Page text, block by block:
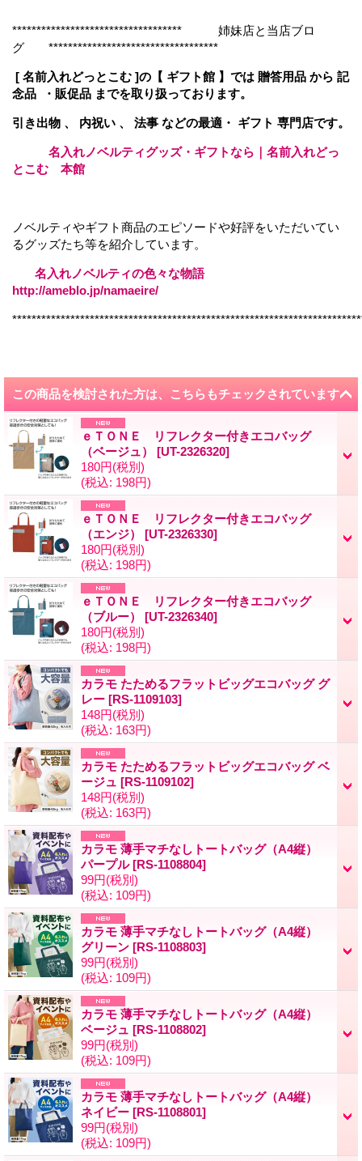
*********************************** 姉妹店と当店ブロ
グ ***********************************
[ 名前入れどっとこむ ]の【 ギフト館 】では 贈答用品 から 記
念品 ・販促品 までを取り扱っております。
引き出物 、 内祝い 、 法事 などの最適・ ギフト 専門店です。
名入れノベルティグッズ・ギフトなら｜名前入れどっ
とこむ 本館
ノベルティやギフト商品のエピソードや好評をいただいてい
るグッズたち等を紹介しています。
名入れノベルティの色々な物語
http://ameblo.jp/namaeire/
この商品を検討された方は、こちらもチェックされています
ｅＴＯＮＥ リフレクター付きエコバッグ
（ベージュ） [UT-2326320]
180円(税別)
(税込: 198円)
ｅＴＯＮＥ リフレクター付きエコバッグ
（エンジ） [UT-2326330]
180円(税別)
(税込: 198円)
ｅＴＯＮＥ リフレクター付きエコバッグ
（ブルー） [UT-2326340]
180円(税別)
(税込: 198円)
カラモ たためるフラットビッグエコバッグ グ
レー [RS-1109103]
148円(税別)
(税込: 163円)
カラモ たためるフラットビッグエコバッグ ベ
ージュ [RS-1109102]
148円(税別)
(税込: 163円)
カラモ 薄手マチなしトートバッグ（A4縦）
パープル[RS-1108804]
99円(税別)
(税込: 109円)
カラモ 薄手マチなしトートバッグ（A4縦）
グリーン [RS-1108803]
99円(税別)
(税込: 109円)
カラモ 薄手マチなしトートバッグ（A4縦）
ベージュ [RS-1108802]
99円(税別)
(税込: 109円)
カラモ 薄手マチなしトートバッグ（A4縦）
ネイビー [RS-1108801]
99円(税別)
(税込: 109円)